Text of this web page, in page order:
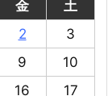
金
土
2
3
9
10
16
17